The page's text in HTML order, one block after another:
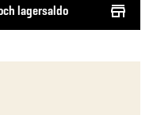
lagersaldo